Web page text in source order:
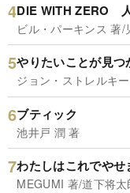
DIE WITH ZERO
ビル・パーキンス 著/
やりたいことが見
ジョン・ストレルキ
ブティック
池井戸 潤 著
わたしはこれでやせ
MEGUMI 著/道下将太